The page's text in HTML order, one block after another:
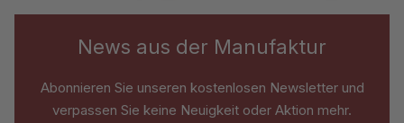
News aus der Manufaktur
Abonnieren Sie unseren kostenlosen Newsletter und
verpassen Sie keine Neuigkeit oder Aktion mehr.